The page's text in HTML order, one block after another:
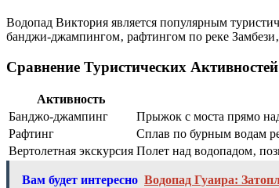
Водопад Виктория является популярным
банджи-джампингом‚ рафтингом по реке
Сравнение Туристических Активностей
Активность
Банджо-джампинг
Прыжок с моста прямо
Рафтинг
Сплав по бурным водам
Вертолетная экскурсия Полет над водопадом‚
Вам будет интересно Водопад Гуаира: